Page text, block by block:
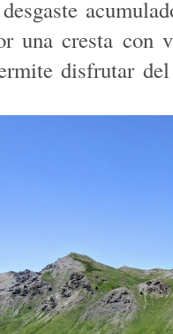
una cresta con
disfrutar